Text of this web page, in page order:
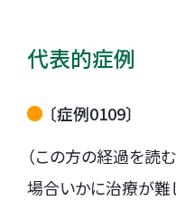
代表的症例
〔症例0109〕
（この方の経過を読
場合いかに治療が難